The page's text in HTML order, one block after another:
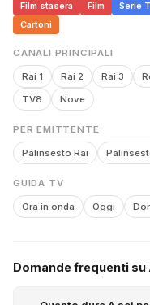
Film stasera
Film Serie
Cartoni
CANALI PRINCIPALI
Rai 1 Rai 2 Rai 3
TV8
Nove
PER EMITTENTE
Palinsesto Rai
GUIDA TV
Ora in onda Oggi
Domande frequenti